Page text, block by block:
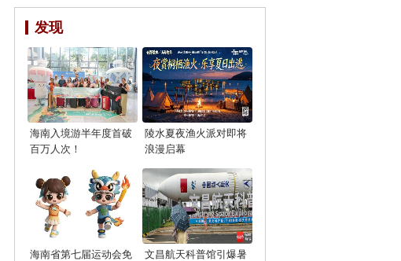
发现
海南入境游半年度首破
百万人次！
陵水夏夜渔火派对即将
浪漫启幕
海南省第七届运动会免
文昌航天科普馆引爆暑